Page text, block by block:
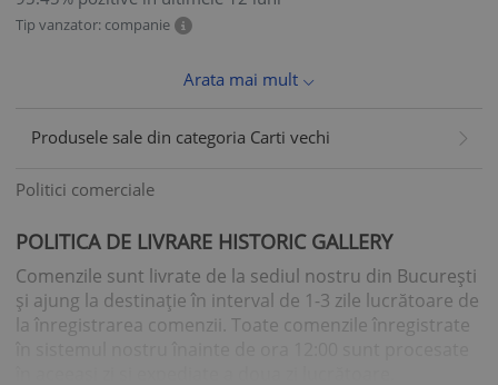
Tip vanzator: companie
Arata mai mult
Produsele sale din categoria Carti vechi
Politici comerciale
POLITICA DE LIVRARE HISTORIC GALLERY
Comenzile sunt livrate de la sediul nostru din Bucureşti
şi ajung la destinaţie în interval de 1-3 zile lucrătoare de
la înregistrarea comenzii. Toate comenzile înregistrate